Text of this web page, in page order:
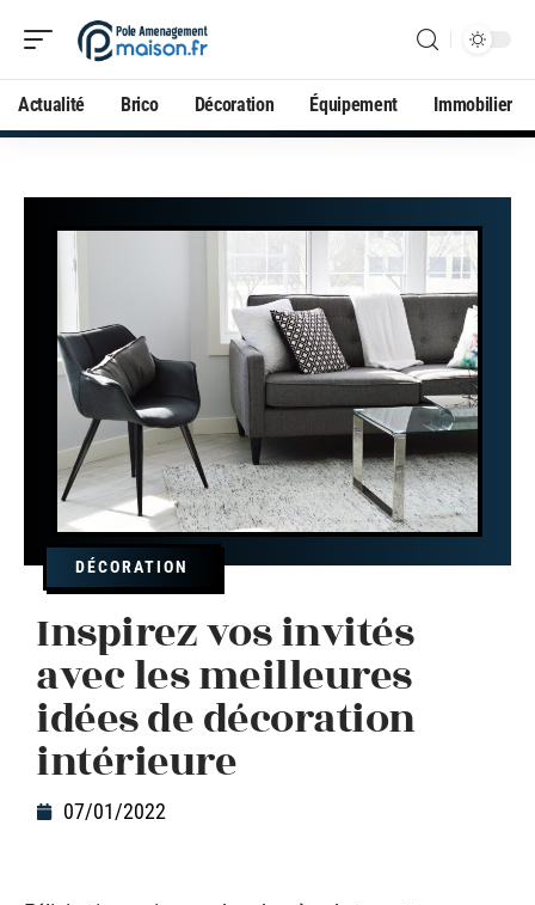
Actualité Brico Décoration Équipement Immobilier
DÉCORATION
Inspirez vos invités
avec les meilleures
idées de décoration
intérieure
07/01/2022